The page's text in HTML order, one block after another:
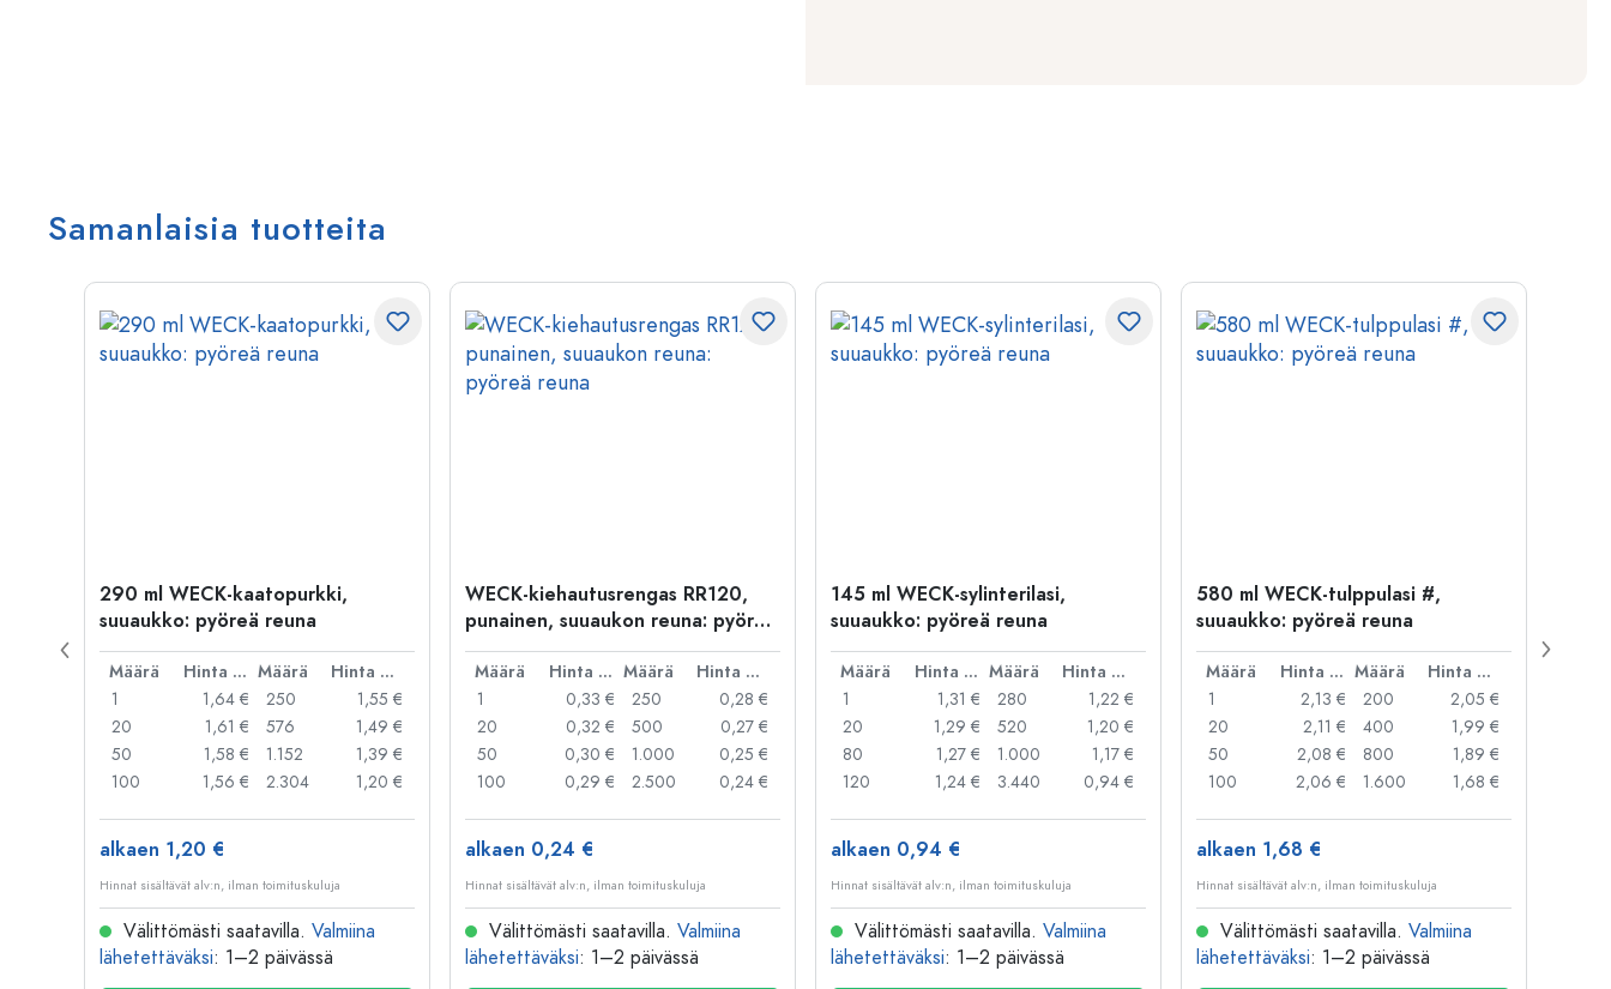
Samanlaisia tuotteita
290 ml WECK-kaatopurkki,
suuaukko: pyöreä reuna
Määrä Hinta per kpl Määrä
Hinta per kpl
1
1,64 €
20
1,61 €
50
1,58 €
100
1,56 €
250
1,55 €
576
1,49 €
1.152
1,39 €
2.304
1,20 €
alkaen 1,20 €
Hinnat sisältävät alv:n, ilman toimituskuluja
Välittömästi saatavilla.Valmiina
lähetettäväksi: 1–2 päivässä
WECK-kiehautusrengas RR120,
punainen, suuaukon reuna: pyöreä
reuna
Määrä Hinta per kpl Määrä
Hinta per kpl
1
0,33 €
20
0,32 €
50
0,30 €
100
0,29 €
250
0,28 €
500
0,27 €
1.000
0,25 €
2.500
0,24 €
alkaen 0,24 €
Hinnat sisältävät alv:n, ilman toimituskuluja
Välittömästi saatavilla.Valmiina
lähetettäväksi: 1–2 päivässä
145 ml WECK-sylinterilasi,
suuaukko: pyöreä reuna
Määrä Hinta per kpl Määrä
Hinta per kpl
1
1,31 €
20
1,29 €
80
1,27 €
120
1,24 €
280
1,22 €
520
1,20 €
1.000
1,17 €
3.440
0,94 €
alkaen 0,94 €
Hinnat sisältävät alv:n, ilman toimituskuluja
Välittömästi saatavilla.Valmiina
lähetettäväksi: 1–2 päivässä
580 ml WECK-tulppulasi #,
suuaukko: pyöreä reuna
Määrä Hinta per kpl Määrä
Hinta per kpl
1
2,13 €
20
2,11 €
50
2,08 €
100
2,06 €
200
2,05 €
400
1,99 €
800
1,89 €
1.600
1,68 €
alkaen 1,68 €
Hinnat sisältävät alv:n, ilman toimituskuluja
Välittömästi saatavilla.Valmiina
lähetettäväksi: 1–2 päivässä